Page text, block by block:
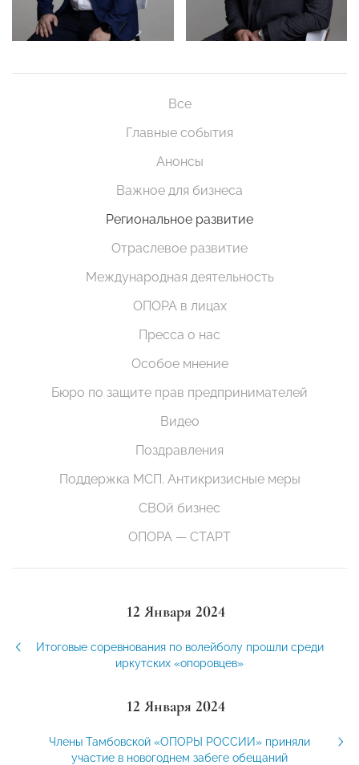
Все
Главные события
Анонсы
Важное для бизнеса
Региональное развитие
Отраслевое развитие
Международная деятельность
ОПОРА в лицах
Пресса о нас
Особое мнение
Бюро по защите прав предпринимателей
Видео
Поздравления
Поддержка МСП. Антикризисные меры
СВОй бизнес
ОПОРА — СТАРТ
12 Января 2024
Итоговые соревнования по волейболу прошли среди
иркутских «опоровцев»
12 Января 2024
Члены Тамбовской «ОПОРЫ РОССИИ» приняли
участие в новогоднем забеге обещаний